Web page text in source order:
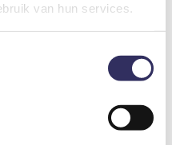
van hun services.
Limburg via de vele
van de mooie uitzichten
gastvrijheid. Of je nu